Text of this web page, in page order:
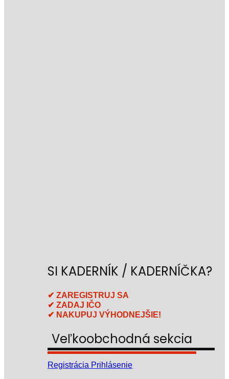
SI KADERNÍK / KADERNÍČKA?
✔ ZAREGISTRUJ SA
✔ ZADAJ IČO
✔ NAKUPUJ VÝHODNEJŠIE!
Veľkoobchodná sekcia
Registrácia Prihlásenie